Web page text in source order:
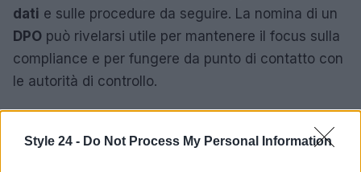
Style 24 - Do Not Process My Personal Information
dati e sulle procedure da seguire. La nomina di un
DPO può rivelarsi utile per mantenere il focus sulla
compliance e per fungere da punto di contatto con
le autorità di controllo.
facilitare il monitoraggio e la gestione della